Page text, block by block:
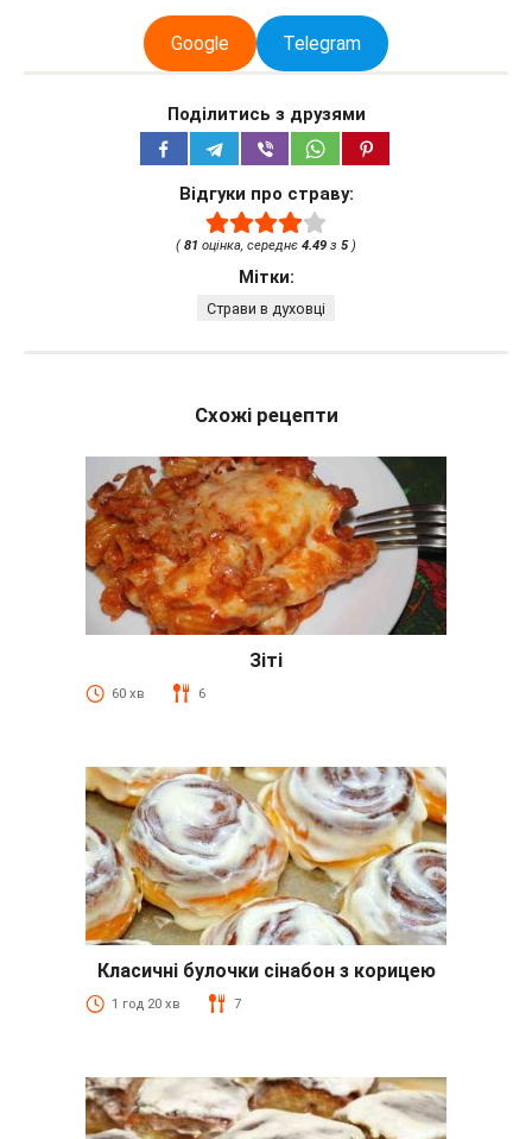
Google Telegram
Поділитись з друзями
Відгуки про страву:
(81 оцінка, середнє 4.49 з 5)
Мітки:
Страви в духовці
Схожі рецепти
Зіті
60 хв 6
Класичні булочки сінабон з корицею
1 год 20 хв 7